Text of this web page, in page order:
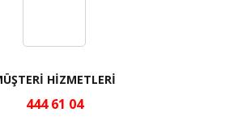
HİZMETLERİ
444 61 04